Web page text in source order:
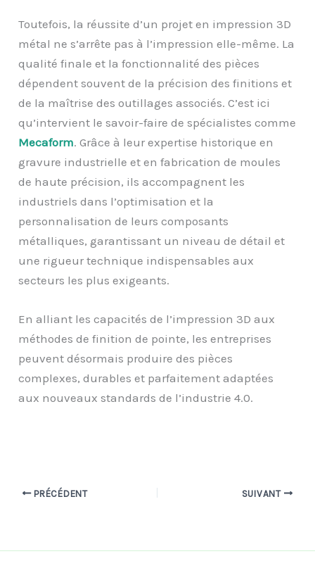
Toutefois, la réussite d’un projet en impression 3D
métal ne s’arrête pas à l’impression elle-même. La
qualité finale et la fonctionnalité des pièces
dépendent souvent de la précision des finitions et
de la maîtrise des outillages associés. C’est ici
qu’intervient le savoir-faire de spécialistes comme
Mecaform. Grâce à leur expertise historique en
gravure industrielle et en fabrication de moules
de haute précision, ils accompagnent les
industriels dans l’optimisation et la
personnalisation de leurs composants
métalliques, garantissant un niveau de détail et
une rigueur technique indispensables aux
secteurs les plus exigeants.
En alliant les capacités de l’impression 3D aux
méthodes de finition de pointe, les entreprises
peuvent désormais produire des pièces
complexes, durables et parfaitement adaptées
aux nouveaux standards de l’industrie 4.0.
PRÉCÉDENT SUIVANT